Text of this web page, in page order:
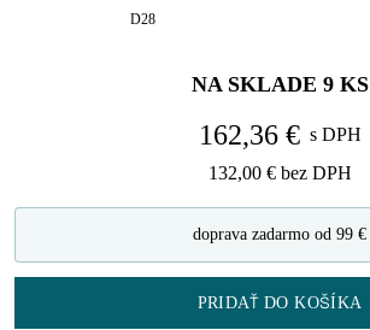
D28
NA SKLADE 9 KS
162,36 € s DPH
132,00 € bez DPH
doprava zadarmo od 99 €
PRIDAŤ DO KOŠÍKA